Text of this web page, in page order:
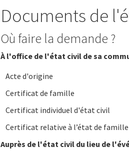
Documents de
Où faire la demande ?
À l'office de l'état civil de sa
Acte d'origine
Certificat de famille
Certificat individuel d'état civil
Certificat relative à l’état de
Auprès de l'état civil du lieu de